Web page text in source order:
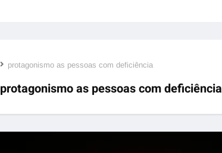
protagonismo as pessoas com deficiência
protagonismo as pessoas com deficiência